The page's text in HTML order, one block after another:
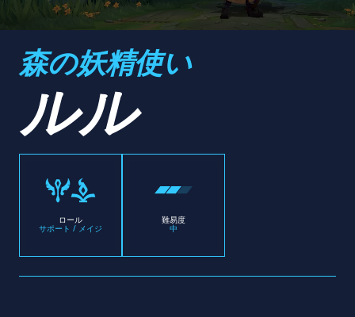
森の妖精使い
ルル
ロール
サポート / メイジ
難易度
中